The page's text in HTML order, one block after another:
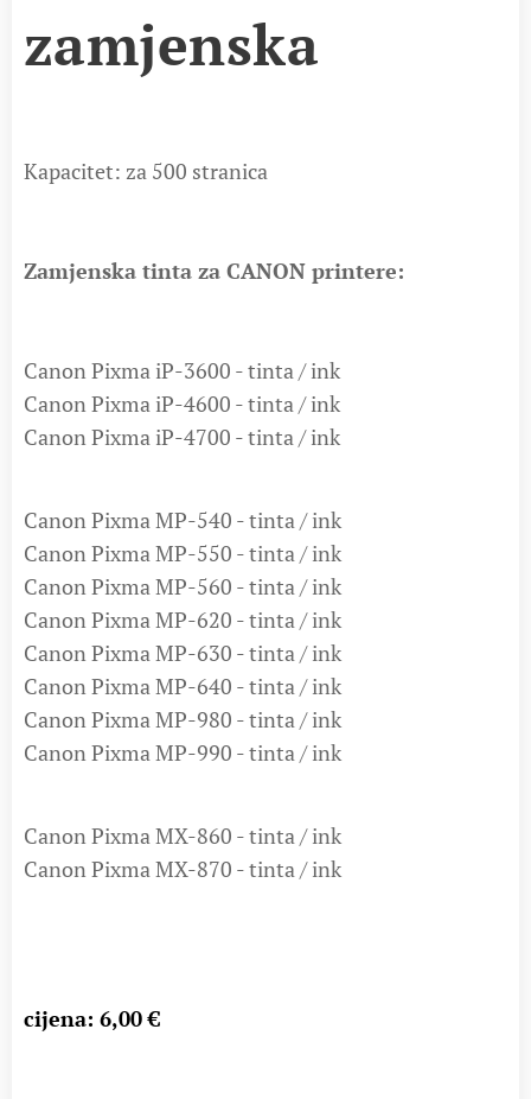
zamjenska
Kapacitet: za 500 stranica
Zamjenska tinta za CANON printere:
Canon Pixma iP-3600 - tinta / ink
Canon Pixma iP-4600 - tinta / ink
Canon Pixma iP-4700 - tinta / ink
Canon Pixma MP-540 - tinta / ink
Canon Pixma MP-550 - tinta / ink
Canon Pixma MP-560 - tinta / ink
Canon Pixma MP-620 - tinta / ink
Canon Pixma MP-630 - tinta / ink
Canon Pixma MP-640 - tinta / ink
Canon Pixma MP-980 - tinta / ink
Canon Pixma MP-990 - tinta / ink
Canon Pixma MX-860 - tinta / ink
Canon Pixma MX-870 - tinta / ink
cijena: 6,00 €